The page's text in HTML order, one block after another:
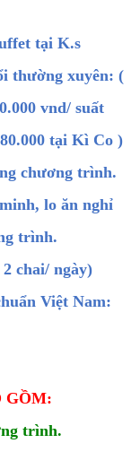
tại K.s
thường xuyên: (
vnd/ suất
tại Kì Co )
chương trình.
lo ăn nghỉ
trình.
chai/ ngày)
Việt Nam:
GỒM:
trình.